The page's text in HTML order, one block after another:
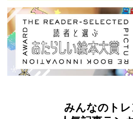
みんなのト